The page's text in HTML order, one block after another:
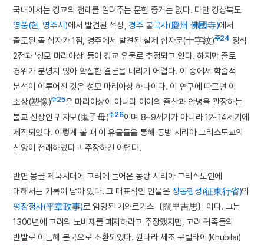
국내에서는 경교의 전래를 알려주는 문헌 증거는 없다. 다만 경상북도
영풍(현, 영주시)에서 발견된 석상,경주 불국사(慶州 佛國寺)에서
출토된 돌 십자가 1점, 경주에서 발견된 철제 십자문(十字紋)주24 장식
2점과 '성모 마리아상' 등이 경교 유물로 추정되고 있다. 하지만 출토
경위가 분명치 않아 확실한 결론을 내리기 어렵다. 이 중에서 학술적
분석이 이루어진 것은 성모 마리아상 하나이다. 이 연구에 따르면 이
소상(塑像)주25은 마리아상이 아니라 아이의 출산과 안녕을 관장하는
불교 신상인 귀자모(鬼子母)주26이며 8~9세기가 아니라 12~14세기에
제작되었다. 이렇게 볼 때 이 유물들을 통해 동방 시리아 그리스도교의
신앙이 전래하였다고 주장하긴 어렵다.
반면 몽골 제국시대에 고려에 들어온 동방 시리아 그리스도인에
대해서는 기록이 남아 있다. 그 대표적인 인물은 정동행성(征東行省)의
평장정사(平章政事)로 임명된 기와르기스〔闊里吉思〕이다. 그는
1300년에 고려의 노비제를 폐지하라고 주장했지만, 고려 귀족들의
반발로 이듬해 본국으로 소환되었다. 원나라 세조 쿠빌라이(Khubilai)